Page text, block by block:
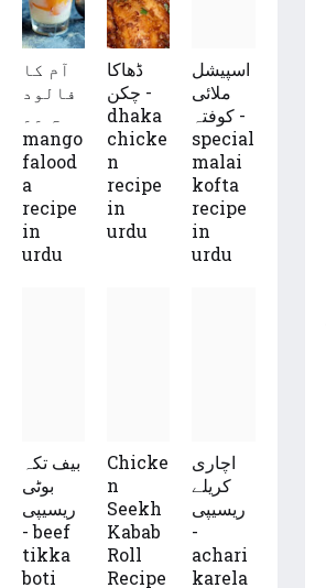
آم کا
فالود
mango
falood
a
recipe
in
urdu
ڈھاکا
چکن -
dhaka
chicke
n
recipe
in
urdu
اسپیشل
ملائی
کوفتہ -
special
malai
kofta
recipe
in
urdu
بیف تکہ
بوٹی
ریسیپی
- beef
tikka
boti
Chicke
n
Seekh
Kabab
Roll
Recipe
اچاری
کریلے
ریسیپی
-
achari
karela